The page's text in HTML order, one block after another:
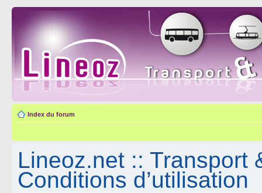
Index du forum
Lineoz.net :: Transport
Conditions d’utilisation